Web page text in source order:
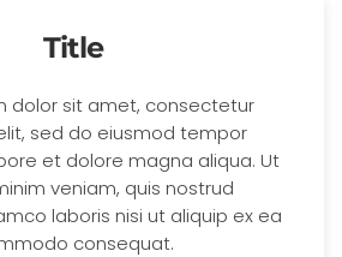
Title
dolor sit amet, consectetur
sed do eiusmod tempor
et dolore magna aliqua. Ut
veniam, quis nostrud
laboris nisi ut aliquip ex ea
consequat.